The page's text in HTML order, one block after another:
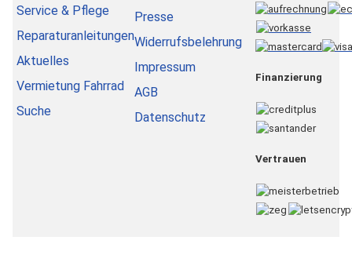
Service & Pflege
Reparaturanleitungen
Aktuelles
Vermietung Fahrrad
Suche
Presse
Widerrufsbelehrung
Impressum
AGB
Datenschutz
Finanzierung
Vertrauen